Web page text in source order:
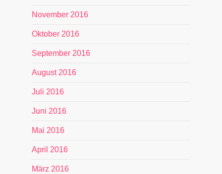
November 2016
Oktober 2016
September 2016
August 2016
Juli 2016
Juni 2016
Mai 2016
April 2016
März 2016